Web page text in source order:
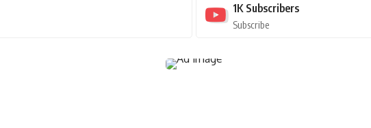
1K Subscribers
Subscribe